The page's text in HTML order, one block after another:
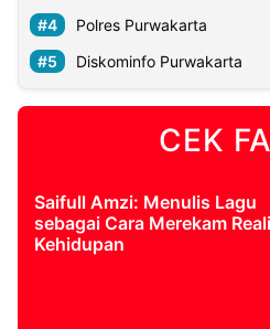
2026
Kabarbaru
Polres Purwakarta
Diskominfo Purwakarta
CEK
Saifull Amzi: Menulis Lagu
sebagai Cara Merekam
Kehidupan